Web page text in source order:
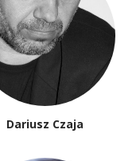
Dariusz Czaja